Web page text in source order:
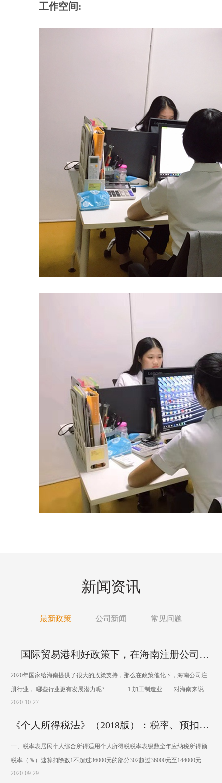
工作空间:
新闻资讯
最新政策 公司新闻 常见问题
国际贸易港利好政策下，在海南注册公司，哪些行业将更有潜力？
2020年国家给海南提供了很大的政策支持，那么在政策催化下，海南公司注
册行业， 哪些行业更有发展潜力呢? 1.加工制造业 对海南来说，
发展加工制造业最大的困难是，既没有上下游产业链，也没有产业工人，更
疑是天赐良机。
2020-10-27
《个人所得税法》（2018版）：税率、预扣率一览
一、税率表居民个人综合所得适用个人所得税税率表级数全年应纳税所得额
税率（％）速算扣除数1不超过36000元的部分302超过36000元至144000元的
部分1025203超过144000元至300000元的部分20169204超过300000元至420000
2020-09-29